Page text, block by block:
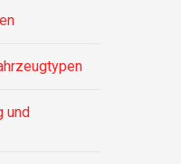
und